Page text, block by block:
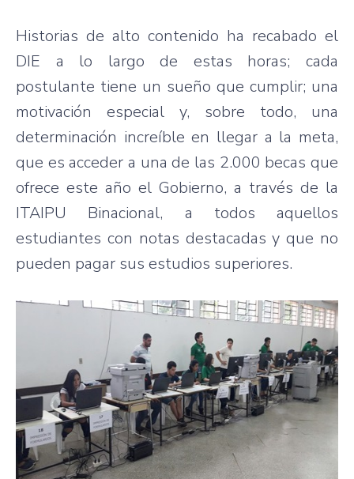
Historias de alto contenido ha recabado el
DIE a lo largo de estas horas; cada
postulante tiene un sueño que cumplir; una
motivación especial y, sobre todo, una
determinación increíble en llegar a la meta,
que es acceder a una de las 2.000 becas que
ofrece este año el Gobierno, a través de la
ITAIPU Binacional, a todos aquellos
estudiantes con notas destacadas y que no
pueden pagar sus estudios superiores.